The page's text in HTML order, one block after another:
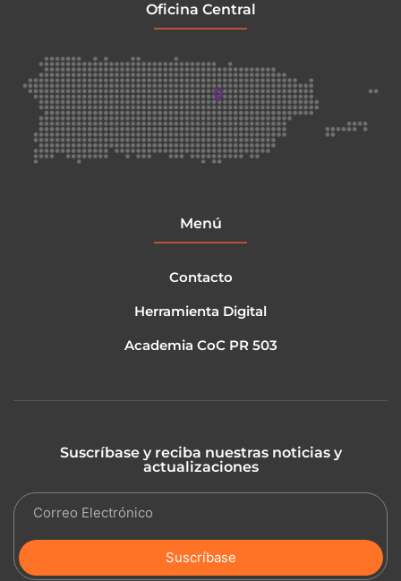
Oficina Central
Menú
Contacto
Herramienta Digital
Academia CoC PR 503
Suscríbase y reciba nuestras noticias y
actualizaciones
Suscríbase